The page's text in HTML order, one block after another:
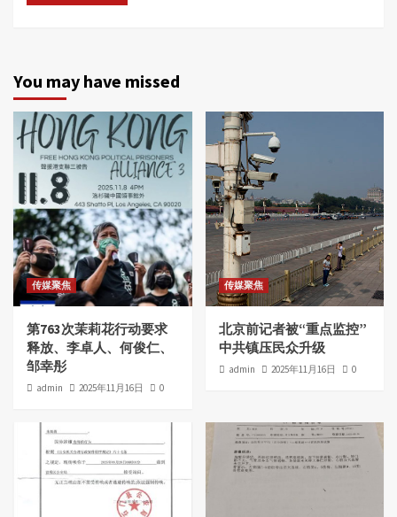
You may have missed
传媒聚焦
第763次茉莉花行动要求
释放、李卓人、何俊仁、
邹幸彤
admin 2025年11月16日 0
传媒聚焦
北京前记者被“重点监控”
中共镇压民众升级
admin 2025年11月16日 0